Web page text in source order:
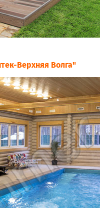
Верхняя Волга"